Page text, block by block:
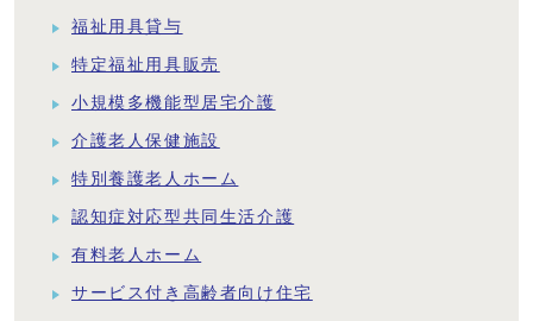
福祉用具貸与
特定福祉用具販売
小規模多機能型居宅介護
介護老人保健施設
特別養護老人ホーム
認知症対応型共同生活介護
有料老人ホーム
サービス付き高齢者向け住宅